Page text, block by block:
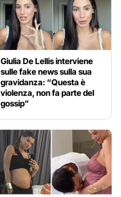
Giulia De Lellis interviene
sulle fake news sulla sua
gravidanza: “Questa è
violenza, non fa parte del
gossip”